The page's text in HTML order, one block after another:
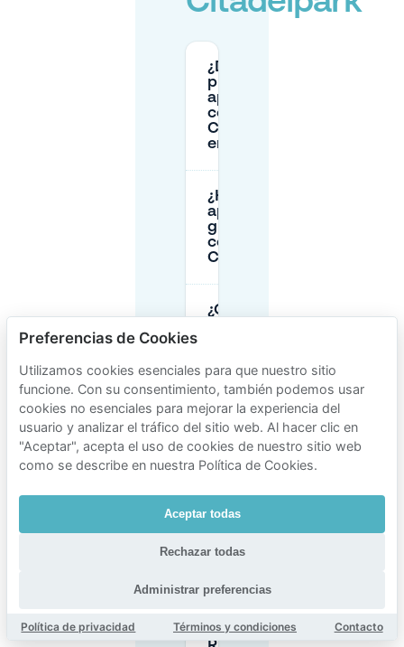
¿Dónde
puedo
aparcar
cerca de
Citadelpark
en Gante?
¿Hay
aparcamiento
gratuito
cerca de
Citadelpark?
¿Cuánto
la calle
cerca de
Citadelpark?
¿Necesito un
permiso de
aparcar
cerca de
Citadelpark?
Park-and-
Preferencias de Cookies
Utilizamos cookies esenciales para que nuestro sitio
funcione. Con su consentimiento, también podemos usar
cookies no esenciales para mejorar la experiencia del
usuario y analizar el tráfico del sitio web. Al hacer clic en
"Aceptar", acepta el uso de cookies de nuestro sitio web
como se describe en nuestra Política de Cookies.
Aceptar todas
Rechazar todas
Administrar preferencias
Política de privacidad Términos y condiciones Contacto